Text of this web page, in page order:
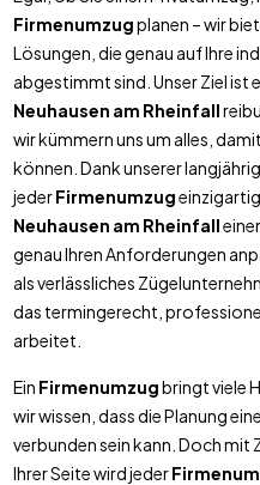
Firmenumzugplanen – wir
Lösungen, die genau auf Ihre
abgestimmt sind. Unser Ziel ist
Neuhausen am Rheinfall
wir kümmern uns um alles,
können. Dank unserer
jederFirmenumzug
Neuhausen am Rheinfall
genau Ihren Anforderungen
als verlässliches
das termingerecht,
arbeitet.
Ein Firmenumzugbringt viele
wir wissen, dass die Planung
verbunden sein kann. Doch mit
Ihrer Seite wird jeder